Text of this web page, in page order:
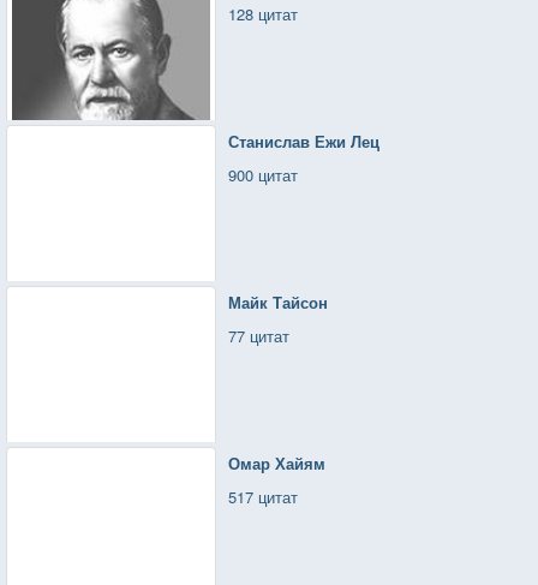
128 цитат
Станислав Ежи Лец
900 цитат
Майк Тайсон
77 цитат
Омар Хайям
517 цитат